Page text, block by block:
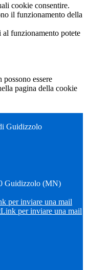
cookie consentire.
il funzionamento della
al funzionamento potete
essere
pagina della cookie
Guidizzolo
Guidizzolo (MN)
per inviare una mail
Link per inviare una mail